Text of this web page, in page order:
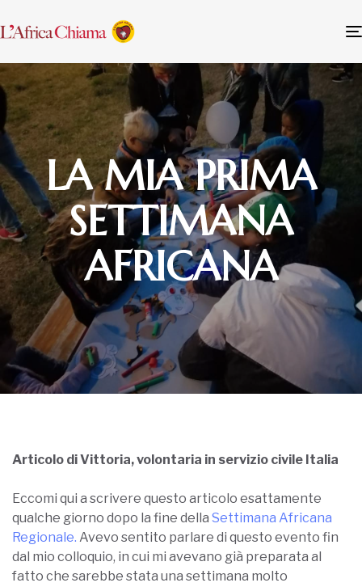
LA MIA PRIMA
SETTIMANA
AFRICANA
Articolo di Vittoria, volontaria in servizio civile Italia
Eccomi qui a scrivere questo articolo esattamente
qualche giorno dopo la fine della Settimana Africana
Regionale. Avevo sentito parlare di questo evento fin
dal mio colloquio, in cui mi avevano già preparata al
fatto che sarebbe stata una settimana molto